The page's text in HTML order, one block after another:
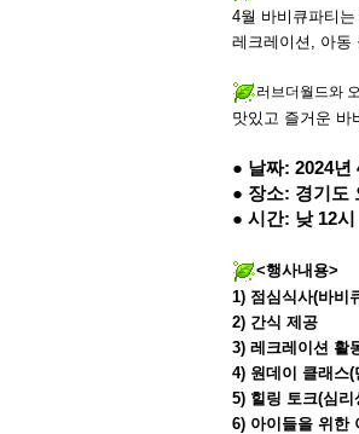
4월 바비큐파티
레크레이션
아동
러브더월드와
맛있고 즐거운 바
● 날짜: 2024년
● 장소: 경기도
● 시간: 낮 12시
<행사내용>
1) 점심식사(바비
2) 간식 제공
3) 레크레이션 활
4) 원데이 클래스(
5) 힐링 토크(심리
6) 아이들을 위한